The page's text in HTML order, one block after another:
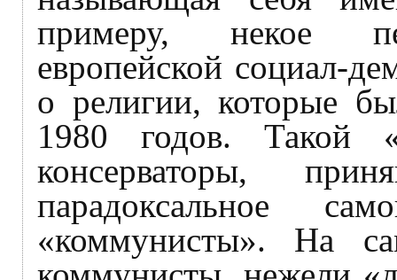
примеру, некое
европейской социал-
о религии, которые
1980 годов. Такой
консерваторы,
парадоксальное
«коммунисты». На